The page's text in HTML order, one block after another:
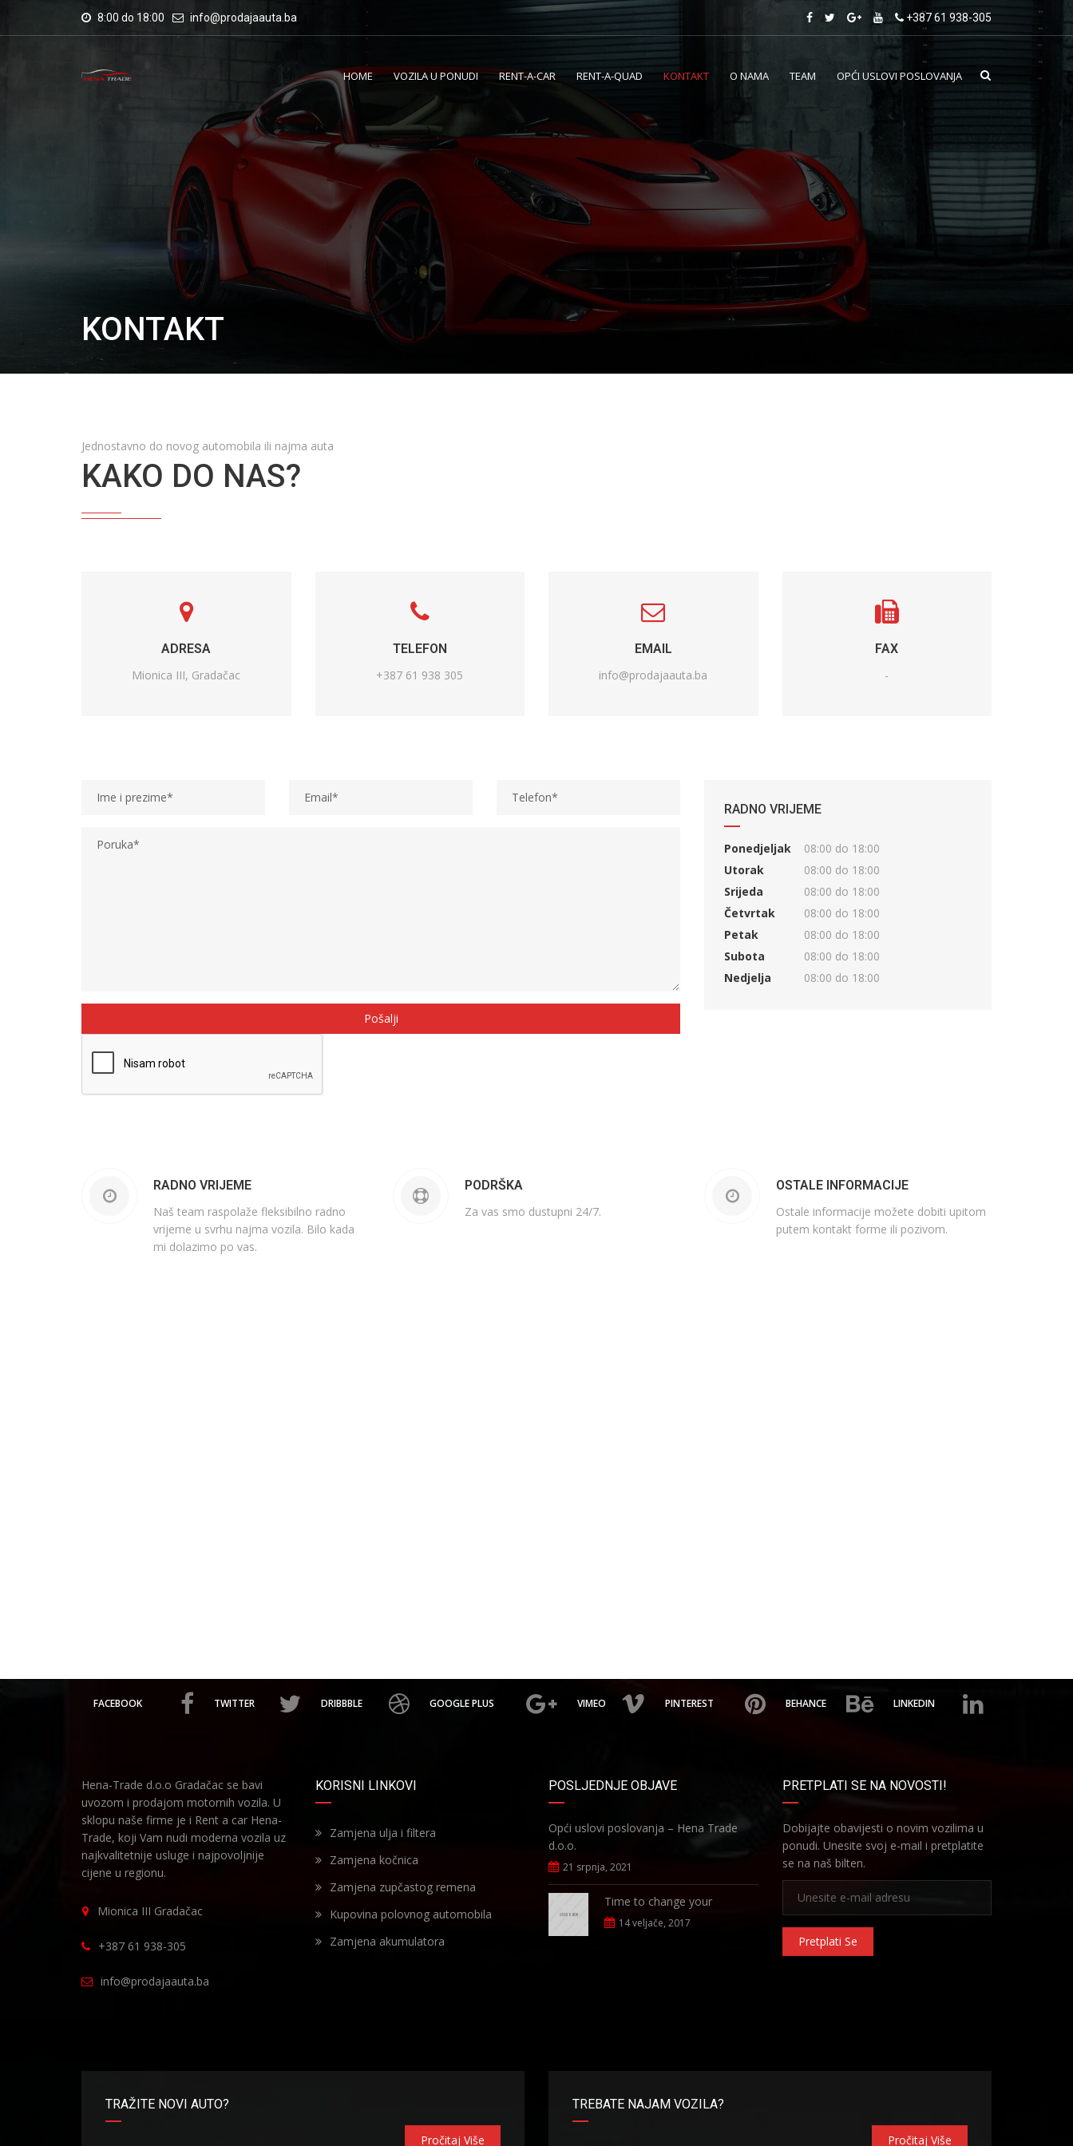
8:00 do 18:00 info@prodajaauta.ba +387 61 938-305
HOME VOZILA U PONUDI RENT-A-CAR RENT-A-QUAD KONTAKT O NAMA TEAM OPĆI USLOVI POSLOVANJA
KONTAKT
Jednostavno do novog automobila ili najma auta
KAKO DO NAS?
ADRESA
Mionica III, Gradačac
TELEFON
+387 61 938 305
EMAIL
info@prodajaauta.ba
FAX
-
RADNO VRIJEME
Ponedjeljak
08:00 do 18:00
Utorak
08:00 do 18:00
Srijeda
08:00 do 18:00
Četvrtak
08:00 do 18:00
Petak
08:00 do 18:00
Subota
08:00 do 18:00
Nedjelja
08:00 do 18:00
RADNO VRIJEME
Naš team raspolaže fleksibilno radno
vrijeme u svrhu najma vozila. Bilo kada
mi dolazimo po vas.
PODRŠKA
Za vas smo dustupni 24/7.
OSTALE INFORMACIJE
Ostale informacije možete dobiti upitom
putem kontakt forme ili pozivom.
FACEBOOK TWITTER DRIBBBLE GOOGLE PLUS VIMEO PINTEREST BEHANCE LINKEDIN
Hena-Trade d.o.o Gradačac se bavi
uvozom i prodajom motornih vozila. U
sklopu naše firme je i Rent a car Hena-
Trade, koji Vam nudi moderna vozila uz
najkvalitetnije usluge i najpovoljnije
cijene u regionu.
Mionica III Gradačac
+387 61 938-305
info@prodajaauta.ba
KORISNI LINKOVI
Zamjena ulja i filtera
Zamjena kočnica
Zamjena zupčastog remena
Kupovina polovnog automobila
Zamjena akumulatora
POSLJEDNJE OBJAVE
Opći uslovi poslovanja – Hena Trade
d.o.o.
21 srpnja, 2021
Time to change your
14 veljače, 2017
PRETPLATI SE NA NOVOSTI!
Dobijajte obavijesti o novim vozilima u
ponudi. Unesite svoj e-mail i pretplatite
se na naš bilten.
Pretplati Se
TRAŽITE NOVI AUTO?
Pročitaj Više
TREBATE NAJAM VOZILA?
Pročitaj Više